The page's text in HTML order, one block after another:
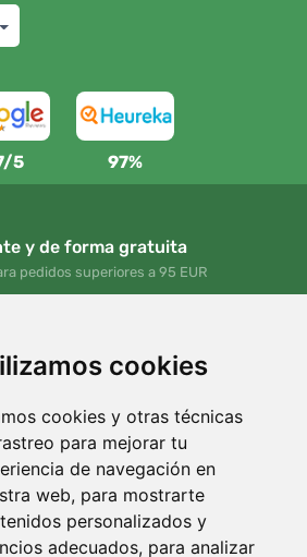
cookies
cookies y otras técnicas
para mejorar tu
de navegación en
web, para mostrarte
personalizados y
adecuados, para analizar
5 97%
y de forma gratuita
pedidos superiores a 95 EUR
gratuitos
cambiar su pedido en cualquier momento
días
un árbol. Leer más